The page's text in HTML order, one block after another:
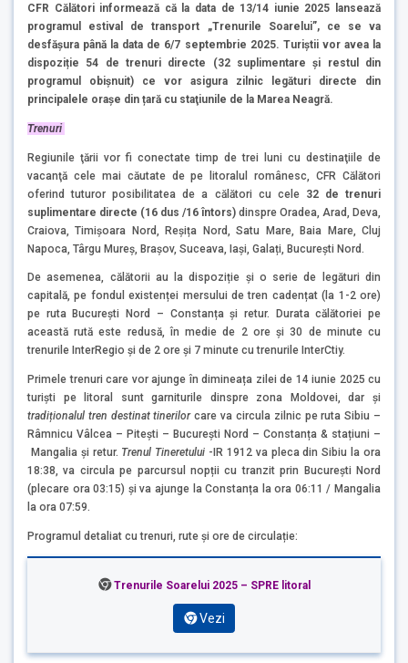
CFR Călători informează că la data de 13/14 iunie 2025 lansează
programul estival de transport „Trenurile Soarelui”, ce se va
desfășura până la data de 6/7 septembrie 2025. Turiștii vor avea la
dispoziție 54 de trenuri directe (32 suplimentare și restul din
programul obișnuit) ce vor asigura zilnic legături directe din
principalele orașe din țară cu staţiunile de la Marea Neagră.
Trenuri
Regiunile ţării vor fi conectate timp de trei luni cu destinaţiile de
vacanţă cele mai căutate de pe litoralul românesc, CFR Călători
oferind tuturor posibilitatea de a călători cu cele 32 de trenuri
suplimentare directe (16 dus /16 întors) dinspre Oradea, Arad, Deva,
Craiova, Timișoara Nord, Reșița Nord, Satu Mare, Baia Mare, Cluj
Napoca, Târgu Mureș, Brașov, Suceava, Iași, Galați, București Nord.
De asemenea, călătorii au la dispoziție și o serie de legături din
capitală, pe fondul existenței mersului de tren cadențat (la 1-2 ore)
pe ruta București Nord – Constanța și retur. Durata călătoriei pe
această rută este redusă, în medie de 2 ore și 30 de minute cu
trenurile InterRegio și de 2 ore și 7 minute cu trenurile InterCtiy.
Primele trenuri care vor ajunge în dimineața zilei de 14 iunie 2025 cu
turiști pe litoral sunt garniturile dinspre zona Moldovei, dar și
tradiționalul tren destinat tinerilorcare va circula zilnic pe ruta Sibiu –
Râmnicu Vâlcea – Piteşti – București Nord – Constanța & stațiuni –
Mangalia şi retur. Trenul Tineretului -IR 1912 va pleca din Sibiu la ora
18:38, va circula pe parcursul nopții cu tranzit prin București Nord
(plecare ora 03:15) și va ajunge la Constanța la ora 06:11 / Mangalia
la ora 07:59.
Programul detaliat cu trenuri, rute și ore de circulație:
Trenurile Soarelui 2025 – SPRE litoral
Vezi